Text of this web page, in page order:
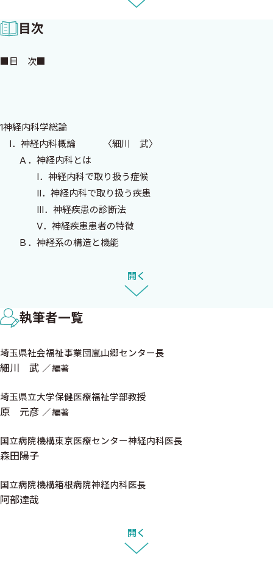
様化・女性の社会進出等によって出生率が低下し「少子化」を迎
えている．
制定され，3年後の2000年から実施に移され高齢者のケアのシス
縁あって編者らは，コメディカルスタッフを養成する大学におい
て神経内科学を担当する事になり，かつ教科書を創る機会が与え
られた．神経内科学は，基本的な骨組みを理解すると基本の組み
合わせとして理解できる興味深さがあり，そのような興味深さを
伝える事を教科書執筆の基本方針とした．この教科書が，学ぶ学
生諸君の「神経内科学」の理解や，目指す国家資格の取得の助け
となれば幸いである．
当初から暖かくご指導くださった濱口勝彦先生，執筆にご協力
くださった先生方，忍耐強く編集を担当して下さった中外医学社
の荻野邦義氏，秀島悟氏，稲垣義夫氏に深謝いたします．
2006年（平成18年）春
細川 武
厚東 篤生
目次
■目 次■
1神経内科学総論
I．神経内科概論 〈細川 武〉
Ａ．神経内科とは
I．神経内科で取り扱う症候
II．神経内科で取り扱う疾患
III．神経疾患の診断法
V．神経疾患患者の特徴
Ｂ．神経系の構造と機能
IV．小脳の構造と機能
V．脊髄の構造と機能
VII．脊髄神経
VIII．末梢神経の分布と神経根の分布
IX．反射弓
X．感覚のシステム
Ｂ．深部感覚
XI．随意運動のシステム
Ｂ．錐体外路系
Ｃ．小脳路
開く
執筆者一覧
埼玉県社会福祉事業団嵐山郷センター長
細川 武 編著
埼玉県立大学保健医療福祉学部教授
原 元彦 編著
国立病院機構東京医療センター神経内科医長
森田陽子
国立病院機構箱根病院神経内科医長
阿部達哉
開く